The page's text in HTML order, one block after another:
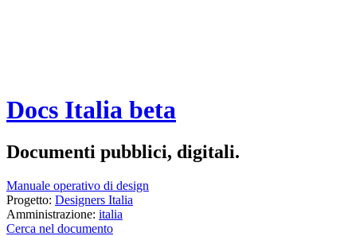
Docs Italia beta
Documenti pubblici, digitali.
Manuale operativo di design
Progetto: Designers Italia
Amministrazione: italia
Cerca nel documento